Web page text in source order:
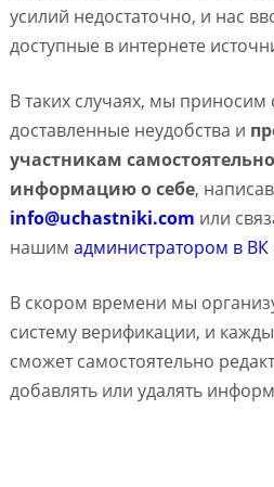
усилий недостаточно, и нас
доступные в интернете
В таких случаях, мы приносим
доставленные неудобства и
участникам
информацию о себе,
info@uchastniki.com или
нашим администратором в ВК
В скором времени мы
систему верификации, и
сможет самостоятельно
добавлять или удалять